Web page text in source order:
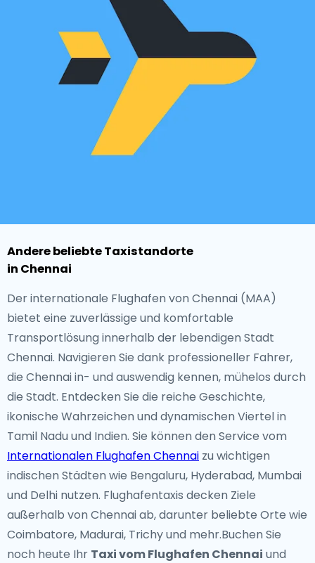
Andere beliebte Taxistandorte
in Chennai
Der internationale Flughafen von Chennai (MAA)
bietet eine zuverlässige und komfortable
Transportlösung innerhalb der lebendigen Stadt
Chennai. Navigieren Sie dank professioneller Fahrer,
die Chennai in- und auswendig kennen, mühelos durch
die Stadt. Entdecken Sie die reiche Geschichte,
ikonische Wahrzeichen und dynamischen Viertel in
Tamil Nadu und Indien. Sie können den Service vom
Internationalen Flughafen Chennai zu wichtigen
indischen Städten wie Bengaluru, Hyderabad, Mumbai
und Delhi nutzen. Flughafentaxis decken Ziele
außerhalb von Chennai ab, darunter beliebte Orte wie
Coimbatore, Madurai, Trichy und mehr.Buchen Sie
noch heute Ihr Taxi vom Flughafen Chennai und